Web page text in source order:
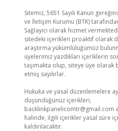
Sitemiz, 5651 Sayılı Kanun
ve İletişim Kurumu (BTK)
Sağlayıcı olarak hizmet
sitedeki içerikleri proaktif olarak
araştırma yükümlülüğümüz
üyelerimiz yazdıkları içeriklerin
taşımakta olup, siteye üye olarak
etmiş sayılırlar.
Hukuka ve yasal düzenlemelere
düşündüğünüz içerikleri,
backlinkpanelicomtr@gmail.com
halinde, ilgili içerikler yasal süre
kaldırılacaktır.